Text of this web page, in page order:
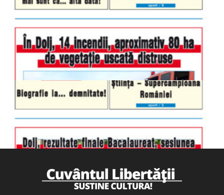
luni-vineri
9.00 - 17.00
duminică
9.00 - 12.00